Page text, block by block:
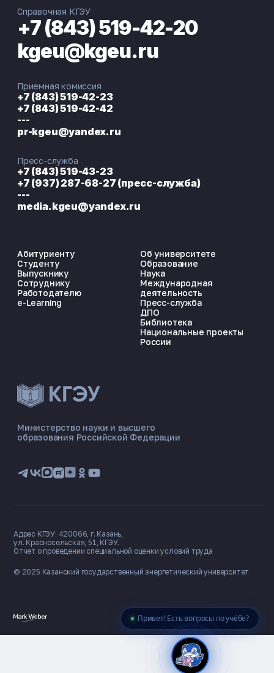
Привет! Есть вопросы по учёбе?
ЭНЕРГОКОД — ПОМОЩНИК КГЭУ
📋 Приёмная комиссия
🏠 Общежитие
Министерство науки и высшего
образования Российской Федерации
Абитуриенту
Студенту
Выпускнику
Сотруднику
Работодателю
e-Learning
Об университете
Образование
Наука
Международная
деятельность
Пресс-служба
ДПО
Библиотека
Национальные проекты
России
Справочная КГЭУ
+7 (843) 519-42-20
kgeu@kgeu.ru
Приемная комиссия
+7 (843) 519-42-23
+7 (843) 519-42-42
---
pr-kgeu@yandex.ru
Пресс-служба
+7 (843) 519-43-23
+7 (937) 287-68-27 (пресс-служба)
---
media.kgeu@yandex.ru
© 2025 Казанский государственный энергетический университет
Адрес КГЭУ: 420066, г. Казань,
ул. Красносельская, 51, КГЭУ.
Отчет о проведении специальной оценки условий труда